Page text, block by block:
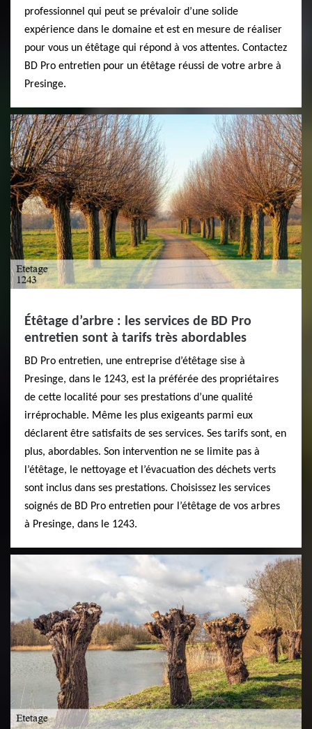
professionnel qui peut se prévaloir d’une solide
expérience dans le domaine et est en mesure de réaliser
pour vous un étêtage qui répond à vos attentes. Contactez
BD Pro entretien pour un étêtage réussi de votre arbre à
Presinge.
Étêtage d’arbre : les services de BD Pro
entretien sont à tarifs très abordables
BD Pro entretien, une entreprise d’étêtage sise à
Presinge, dans le 1243, est la préférée des propriétaires
de cette localité pour ses prestations d’une qualité
irréprochable. Même les plus exigeants parmi eux
déclarent être satisfaits de ses services. Ses tarifs sont, en
plus, abordables. Son intervention ne se limite pas à
l’étêtage, le nettoyage et l’évacuation des déchets verts
sont inclus dans ses prestations. Choisissez les services
soignés de BD Pro entretien pour l’étêtage de vos arbres
à Presinge, dans le 1243.